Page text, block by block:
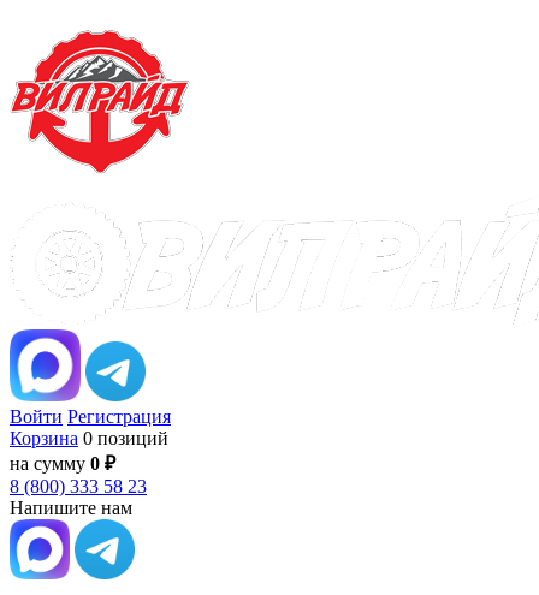
Войти Регистрация
Корзина 0 позиций
на сумму 0 ₽
8 (800) 333 58 23
Напишите нам